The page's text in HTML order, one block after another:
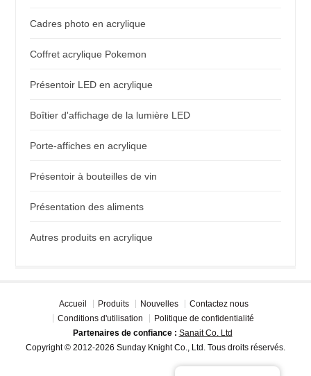
Cadres photo en acrylique
Coffret acrylique Pokemon
Présentoir LED en acrylique
Boîtier d'affichage de la lumière LED
Porte-affiches en acrylique
Présentoir à bouteilles de vin
Présentation des aliments
Autres produits en acrylique
Accueil Produits Nouvelles
Contactez nous
Conditions d'utilisation
Politique de confidentialité
Partenaires de confiance : Sanait Co. Ltd
Copyright © 2012-2026 Sunday Knight Co., Ltd. Tous droits réservés.